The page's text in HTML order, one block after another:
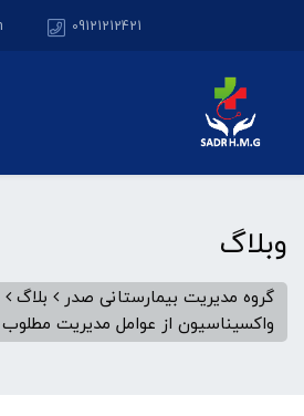
09121212421
وبلاگ
گروه مدیریت بیمارستانی صدر بلاگ
واکسیناسیون از عوامل مدیریت